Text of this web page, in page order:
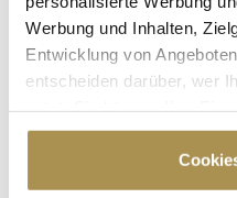
Werbung und Inhalten,
Entwicklung von
entscheiden darüber, wer
Cookie-Erklärung oder
Trigger Symbol ändern